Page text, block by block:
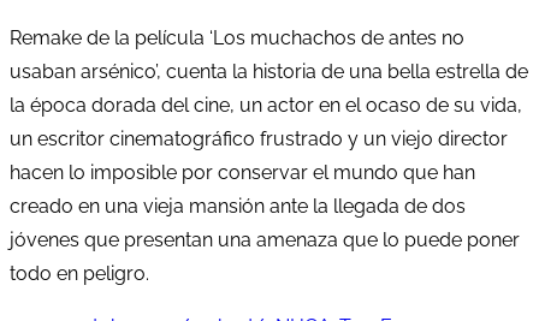
Remake de la película ‘Los muchachos de antes no
usaban arsénico’, cuenta la historia de una bella estrella de
la época dorada del cine, un actor en el ocaso de su vida,
un escritor cinematográfico frustrado y un viejo director
hacen lo imposible por conservar el mundo que han
creado en una vieja mansión ante la llegada de dos
jóvenes que presentan una amenaza que lo puede poner
todo en peligro.